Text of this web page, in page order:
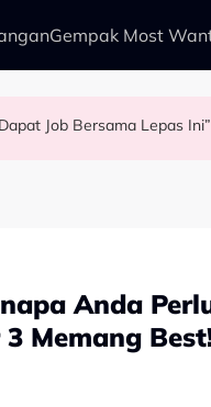
Gempak Most
Klinik, Syasya Rizal
Job Bersama Lepas
Lumba-Lumba Enggan
Penat Sampai
Anda
Memang